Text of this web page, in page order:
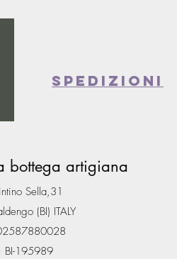
spedizioni
bottega artigiana
Sella,31
(BI) ITALY
BI-195989